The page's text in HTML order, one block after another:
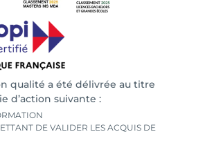
qualité a été délivrée au titre
d’action suivante :
DE VALIDER LES ACQUIS DE